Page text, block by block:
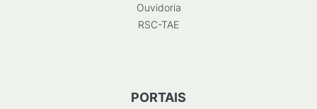
Ouvidoria
RSC-TAE
PORTAIS